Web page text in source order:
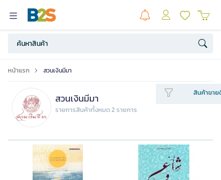
หน้าแรก สวนเงินมีมา
สวนเงินมีมา
รายการสินค้าทั้งหมด 2 รายการ
สินค้าขาย